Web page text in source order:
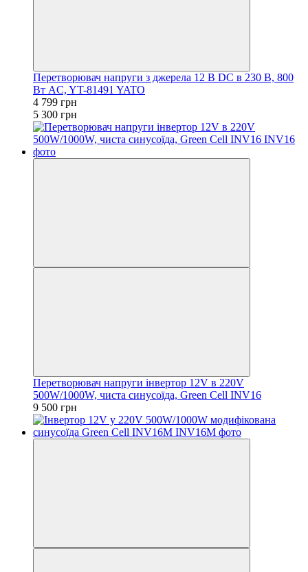
Перетворювач напруги з джерела 12 В DC в 230 В, 800
Вт AC, YT-81491 YATO
4 799 грн
5 300 грн
Перетворювач напруги інвертор 12V в 220V
500W/1000W, чиста синусоїда, Green Cell INV16
9 500 грн